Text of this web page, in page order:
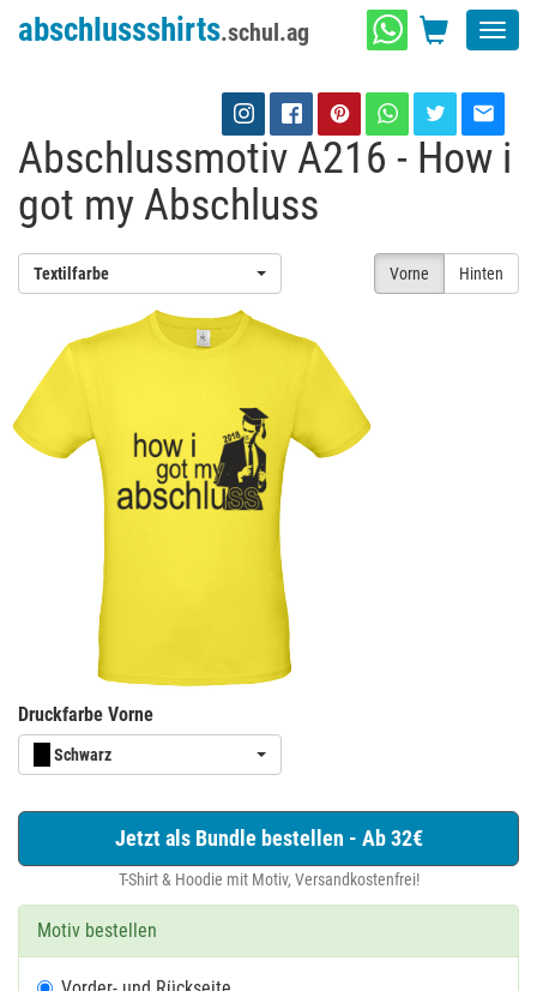
abschlussshirts.schul.ag
Abschlussmotiv A216 - How i
got my Abschluss
Vorne Hinten
Textilfarbe
Druckfarbe Vorne
Schwarz
Jetzt als Bundle bestellen - Ab 32€
T-Shirt & Hoodie mit Motiv, Versandkostenfrei!
Motiv bestellen